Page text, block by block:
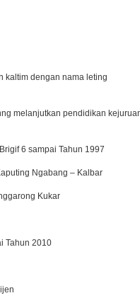
kaltim dengan nama leting
melanjutkan pendidikan
6 sampai Tahun 1997
Ngabang – Kalbar
Kukar
Tahun 2010